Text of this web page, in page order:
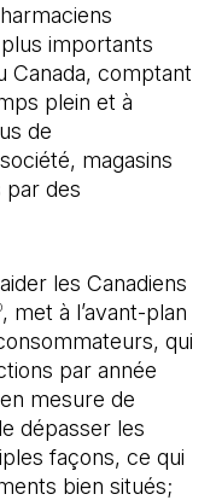
importants
Canada, comptant
plein et à
de
magasins
par des
les Canadiens
, met à l’avant-plan
qui
par année
mesure de
dépasser les
façons, ce qui
bien situés;